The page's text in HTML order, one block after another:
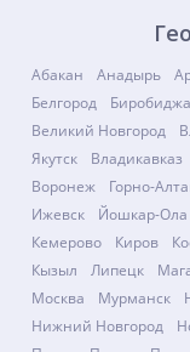
Абакан Анадырь
Белгород
Великий Новгород
Якутск
Владикавказ
Воронеж
Горно-
Ижевск
Йошкар-Ола
Кемерово
Киров
Кызыл
Липецк
Москва
Мурманск
Нижний Новгород